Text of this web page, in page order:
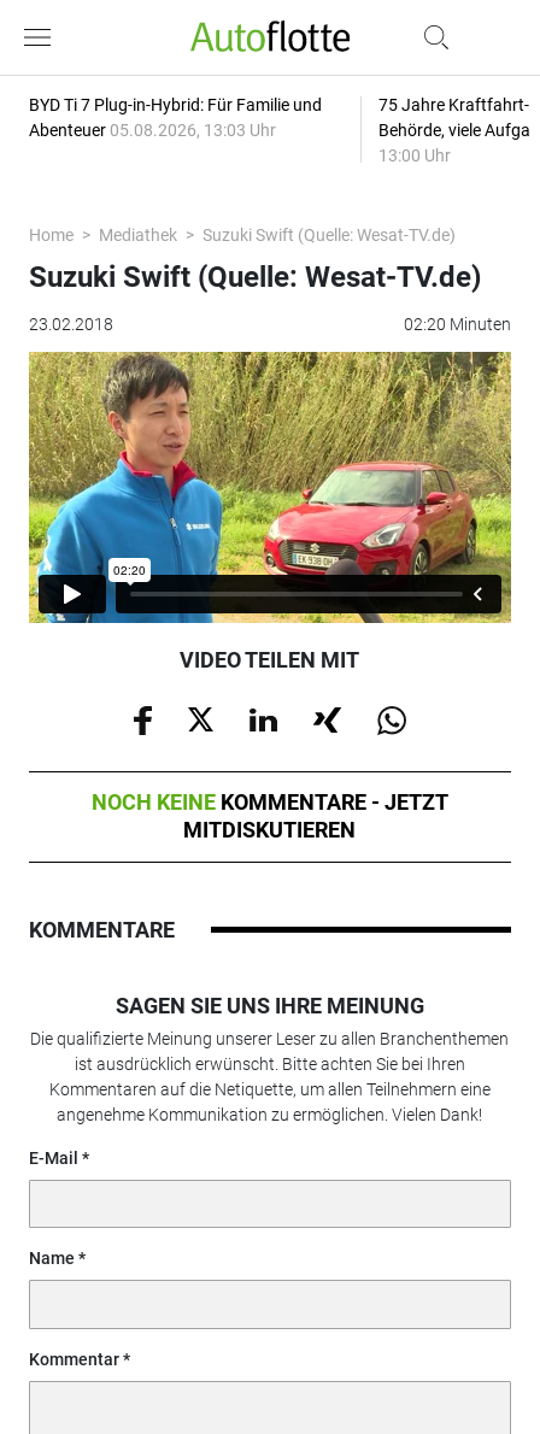
BYD Ti 7 Plug-in-Hybrid: Für Familie und
Abenteuer 05.08.2026, 13:03 Uhr
75 Jahre Kraftfahrt-
Behörde, viele
13:00 Uhr
Home Mediathek Suzuki Swift (Quelle: Wesat-TV.de)
23.02.2018 02:20 Minuten
Suzuki Swift (Quelle: Wesat-TV.de)
VIDEO TEILEN MIT
NOCH KEINE KOMMENTARE - JETZT
MITDISKUTIEREN
KOMMENTARE
SAGEN SIE UNS IHRE MEINUNG
Die qualifizierte Meinung unserer Leser zu allen Branchenthemen
ist ausdrücklich erwünscht. Bitte achten Sie bei Ihren
Kommentaren auf die Netiquette, um allen Teilnehmern eine
angenehme Kommunikation zu ermöglichen. Vielen Dank!
E-Mail
Name
Kommentar